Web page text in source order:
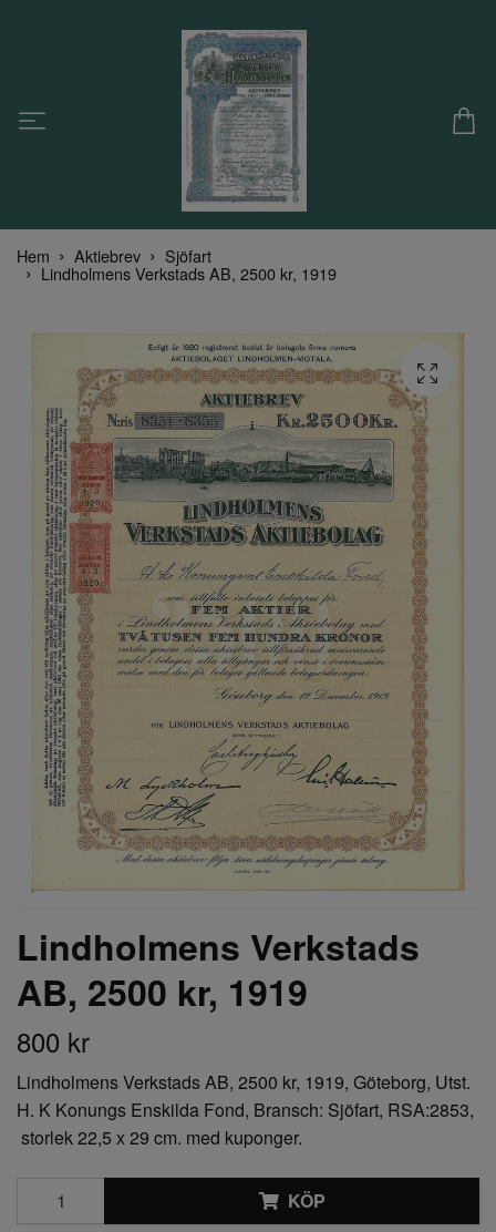
Hem Aktiebrev Sjöfart
Lindholmens Verkstads AB, 2500 kr, 1919
Lindholmens Verkstads
AB, 2500 kr, 1919
800 kr
Lindholmens Verkstads AB, 2500 kr, 1919, Göteborg, Utst.
H. K Konungs Enskilda Fond, Bransch: Sjöfart, RSA:2853,
storlek 22,5 x 29 cm. med kuponger.
KÖP